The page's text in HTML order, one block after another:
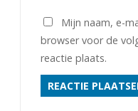
Mijn naam, e-
browser voor de
reactie plaats.